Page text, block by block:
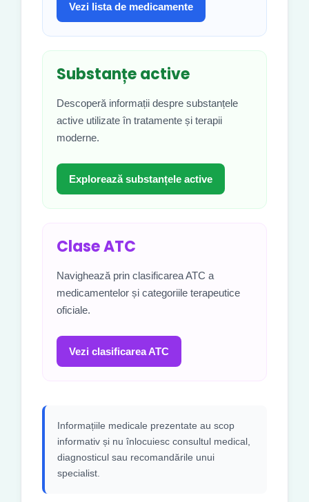
Vezi lista de medicamente
Substanțe active
Descoperă informații despre substanțele
active utilizate în tratamente și terapii
moderne.
Explorează substanțele active
Clase ATC
Navighează prin clasificarea ATC a
medicamentelor și categoriile terapeutice
oficiale.
Vezi clasificarea ATC
Informațiile medicale prezentate au scop
informativ și nu înlocuiesc consultul medical,
diagnosticul sau recomandările unui
specialist.